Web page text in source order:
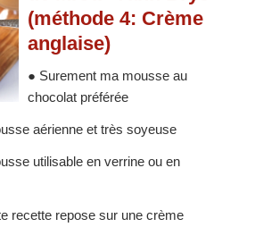
(méthode 4: Crème
anglaise)
● Surement ma mousse au
chocolat préférée
aérienne et très soyeuse
utilisable en verrine ou en
recette repose sur une crème